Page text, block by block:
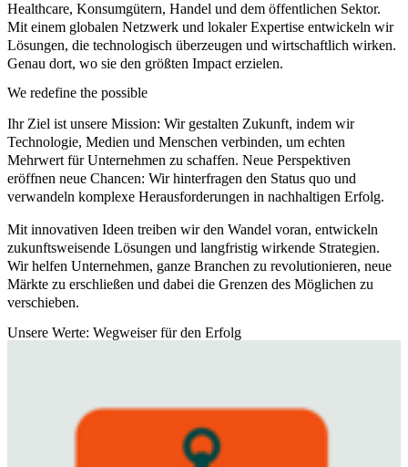
Healthcare, Konsumgütern, Handel und dem öffentlichen Sektor.
Mit einem globalen Netzwerk und lokaler Expertise entwickeln wir
Lösungen, die technologisch überzeugen und wirtschaftlich wirken.
Genau dort, wo sie den größten Impact erzielen.
We redefine the possible
Ihr Ziel ist unsere Mission: Wir gestalten Zukunft, indem wir
Technologie, Medien und Menschen verbinden, um echten
Mehrwert für Unternehmen zu schaffen. Neue Perspektiven
eröffnen neue Chancen: Wir hinterfragen den Status quo und
verwandeln komplexe Herausforderungen in nachhaltigen Erfolg.
Mit innovativen Ideen treiben wir den Wandel voran, entwickeln
zukunftsweisende Lösungen und langfristig wirkende Strategien.
Wir helfen Unternehmen, ganze Branchen zu revolutionieren, neue
Märkte zu erschließen und dabei die Grenzen des Möglichen zu
verschieben.
Unsere Werte: Wegweiser für den Erfolg